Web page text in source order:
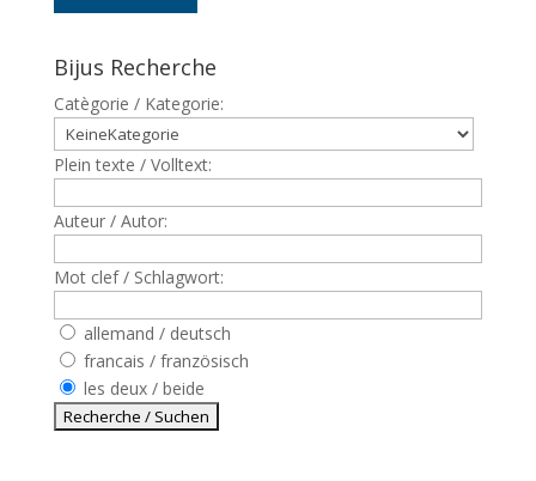
Bijus Recherche
Catègorie / Kategorie:
Plein texte / Volltext:
Auteur / Autor:
Mot clef / Schlagwort:
allemand / deutsch
francais / französisch
les deux / beide